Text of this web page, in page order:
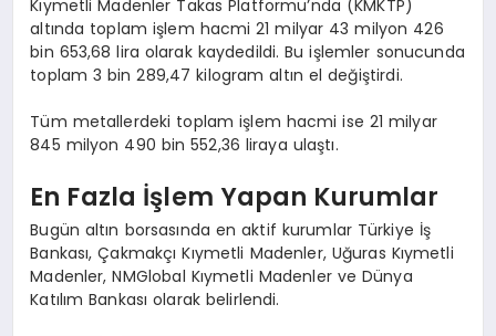
Kıymetli Madenler Takas Platformu’nda (KMKTP)
altında toplam işlem hacmi 21 milyar 43 milyon 426
bin 653,68 lira olarak kaydedildi. Bu işlemler sonucunda
toplam 3 bin 289,47 kilogram altın el değiştirdi.
Tüm metallerdeki toplam işlem hacmi ise 21 milyar
845 milyon 490 bin 552,36 liraya ulaştı.
En Fazla İşlem Yapan Kurumlar
Bugün altın borsasında en aktif kurumlar Türkiye İş
Bankası, Çakmakçı Kıymetli Madenler, Uğuras Kıymetli
Madenler, NMGlobal Kıymetli Madenler ve Dünya
Katılım Bankası olarak belirlendi.